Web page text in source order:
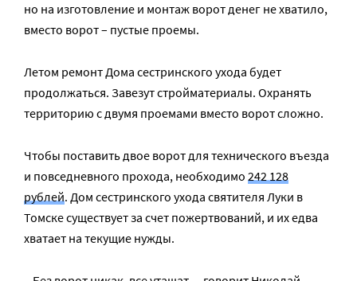
но на изготовление и монтаж ворот денег не хватило,
вместо ворот – пустые проемы.
Летом ремонт Дома сестринского ухода будет
продолжаться. Завезут стройматериалы. Охранять
территорию с двумя проемами вместо ворот сложно.
Чтобы поставить двое ворот для технического въезда
и повседневного прохода, необходимо 242 128
рублей. Дом сестринского ухода святителя Луки в
Томске существует за счет пожертвований, и их едва
хватает на текущие нужды.